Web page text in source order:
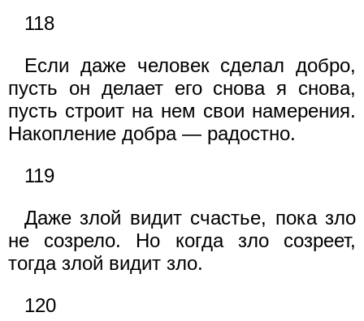
118
Если даже человек сделал добро,
пусть он делает его снова я снова,
пусть строит на нем свои намерения.
Накопление добра — радостно.
119
Даже злой видит счастье, пока зло
не созрело. Но когда зло созреет,
тогда злой видит зло.
120